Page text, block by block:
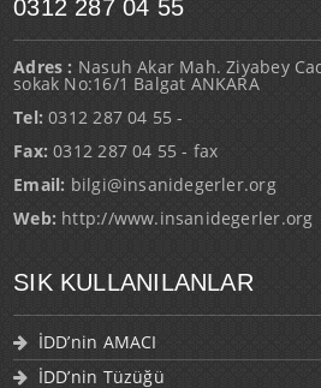
Adres : Nasuh Akar Mah. Ziyabey
sokak No:16/1 Balgat ANKARA
Tel: 0312 287 04 55 -
Fax:
0312 287 04 55 - fax
Email: bilgi@insanidegerler.org
Web:
http://www.insanidegerler.org
SIK KULLANILANLAR
İDD’nin AMACI
İDD’nin Tüzüğü